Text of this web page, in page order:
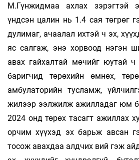
М.Гүнжидмаа ахлах зэрэгтэй
үндсэн цалин нь 1.4 сая төгрөг
дулимаг, ачаалал ихтэй ч эх,
яс салгаж, энэ хорвоод нэгэн
авах гайхалтай мөчийг юутай
баригчид төрөхийн өмнөх,
амбулаторийн тусламж,
жилээр ээлжилж ажилладаг юм
2024 онд төрөх тасагт ажиллах
орчим хүүхэд эх барьж авсан
тосож авахдаа алдчих вий гэж